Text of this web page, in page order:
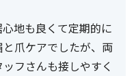
地も良くて定期的に
爪ケアでしたが、両
フさんも接しやすく